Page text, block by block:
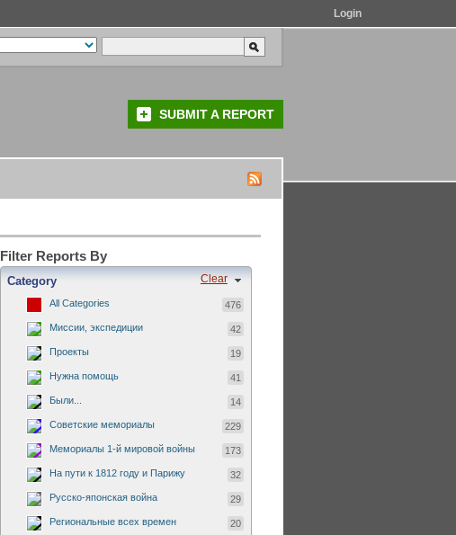
Login
SUBMIT A REPORT
Filter Reports By
Clear
Category
All Categories 476
Миссии, экспедиции 42
Проекты 19
Нужна помощь 41
Были... 14
Советские мемориалы 229
Мемориалы 1-й мировой войны 173
На пути к 1812 году и Парижу 32
Русско-японская война 29
Региональные всех времен 20